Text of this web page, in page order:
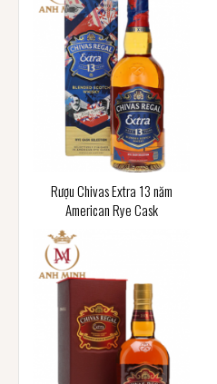
Rượu Chivas Extra 13 năm
American Rye Cask